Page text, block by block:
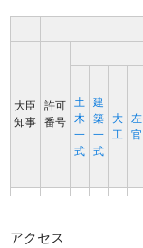
大臣
知事
許可
番号
土
木
一
式
建
築
一
式
大
工
左
官
アクセス